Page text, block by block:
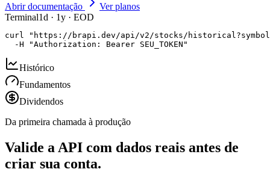
Abrir documentação
Ver planos
Terminal1d · 1y · EOD
curl "https://brapi.dev/api/v2/stocks/
  -H "Authorization: Bearer SEU_TOKEN"
Histórico
Fundamentos
Dividendos
Da primeira chamada à produção
Valide a API com dados reais antes de
criar sua conta.